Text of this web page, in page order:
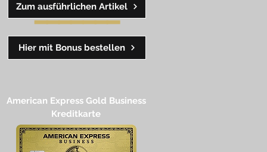
━━━━━━━
Hier mit Bonus bestellen
Zum ausführlichen Artikel
American Express Gold Business
Kreditkarte​